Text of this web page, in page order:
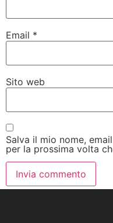
Email *
Sito web
Salva il mio nome,
per la prossima volta